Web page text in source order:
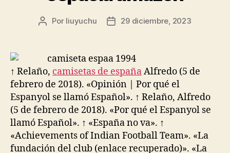
Autor
entrada
Por liuyuchu
Fecha
entrada
29 diciembre, 2023
↑ Relaño, camisetas de españaAlfredo (5 de
febrero de 2018). «Opinión | Por qué el
Espanyol se llamó Español». ↑ Relaño, Alfredo
(5 de febrero de 2018). «Por qué el Espanyol se
llamó Español». ↑ «España no va». ↑
«Achievements of Indian Football Team». «La
fundación del club (enlace recuperado)». «La